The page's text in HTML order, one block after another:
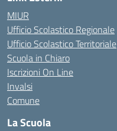
MIUR
Ufficio Scolastico Regionale
Ufficio Scolastico Territoriale
Scuola in Chiaro
Iscrizioni On Line
Invalsi
Comune
La Scuola